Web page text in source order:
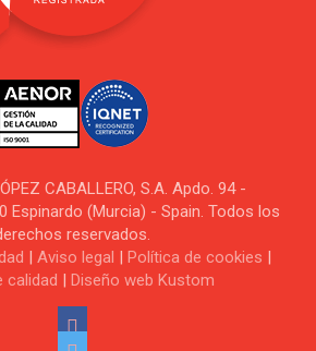
CABALLERO, S.A. Apdo. 94 -
Espinardo (Murcia) - Spain. Todos los
reservados.
| Aviso legal | Política de cookies |
calidad | Diseño web Kustom